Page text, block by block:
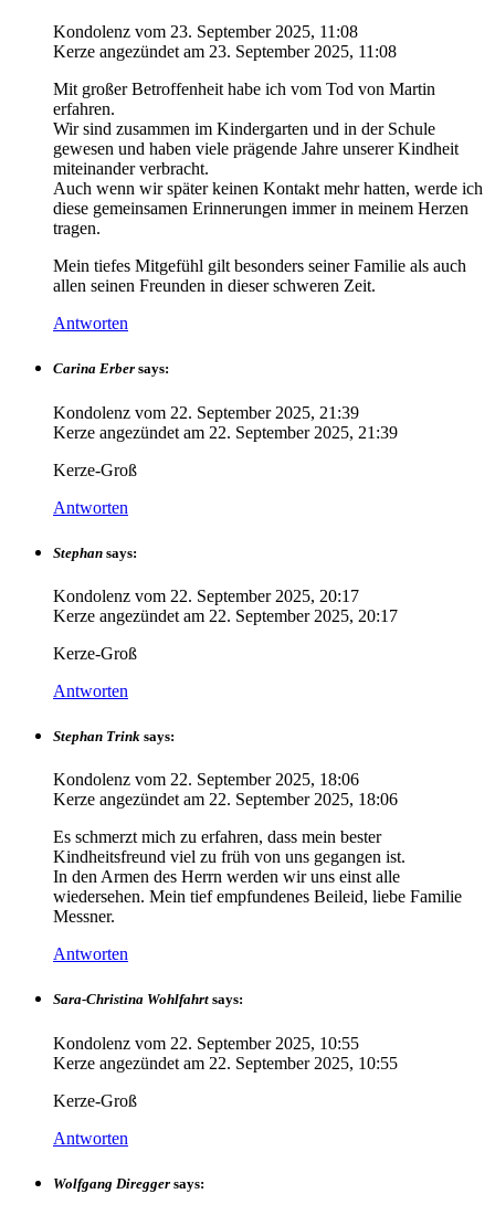
Kondolenz vom 23. September 2025, 11:08
Kerze angezündet am 23. September 2025, 11:08
Mit großer Betroffenheit habe ich vom Tod von Martin
erfahren.
Wir sind zusammen im Kindergarten und in der Schule
gewesen und haben viele prägende Jahre unserer Kindheit
miteinander verbracht.
Auch wenn wir später keinen Kontakt mehr hatten, werde ich
diese gemeinsamen Erinnerungen immer in meinem Herzen
tragen.
Mein tiefes Mitgefühl gilt besonders seiner Familie als auch
allen seinen Freunden in dieser schweren Zeit.
Antworten
Carina Erber says:
Kondolenz vom 22. September 2025, 21:39
Kerze angezündet am 22. September 2025, 21:39
Kerze-Groß
Antworten
Stephan says:
Kondolenz vom 22. September 2025, 20:17
Kerze angezündet am 22. September 2025, 20:17
Kerze-Groß
Antworten
Stephan Trink says:
Kondolenz vom 22. September 2025, 18:06
Kerze angezündet am 22. September 2025, 18:06
Es schmerzt mich zu erfahren, dass mein bester
Kindheitsfreund viel zu früh von uns gegangen ist.
In den Armen des Herrn werden wir uns einst alle
wiedersehen. Mein tief empfundenes Beileid, liebe Familie
Messner.
Antworten
Sara-Christina Wohlfahrt says:
Kondolenz vom 22. September 2025, 10:55
Kerze angezündet am 22. September 2025, 10:55
Kerze-Groß
Antworten
Wolfgang Diregger says: